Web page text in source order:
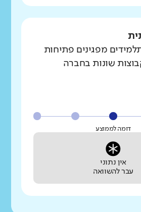
מפגינים פתיחות
שונות בחברה
דומה לממוצע
אין נתוני
עבר להשוואה